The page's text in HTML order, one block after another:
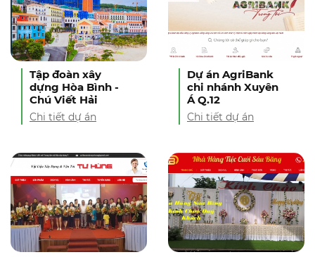
Tập đoàn xây
dựng Hòa Bình -
Chú Viết Hải
Chi tiết dự án
Dự án AgriBank
chi nhánh Xuyên
Á Q.12
Chi tiết dự án